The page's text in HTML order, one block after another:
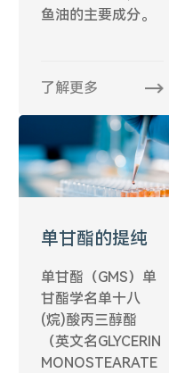
鱼油的主要成分。
了解更多
单甘酯的提纯
单甘酯（GMS）单
甘酯学名单十八
(烷)酸丙三醇酯
（英文名GLYCERIN
MONOSTEARATE